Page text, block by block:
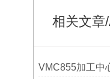
相关文章